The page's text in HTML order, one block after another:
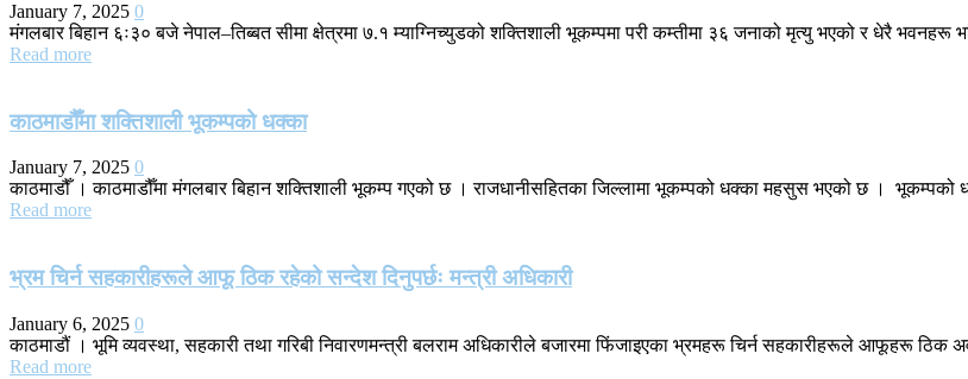
January 7, 2025 0
मंगलबार बिहान ६ः३० बजे नेपाल–तिब्बत सीमा क्षेत्रमा ७.१ म्याग्निच्युडको शक्तिशाली भूकम्पमा परी कम्तीमा ३६ जनाको मृत्यु भएको र धेरै भवनहरू
Read more
काठमाडौँमा शक्तिशाली भूकम्पको धक्का
January 7, 2025 0
काठमाडौँ । काठमाडौँमा मंगलबार बिहान शक्तिशाली भूकम्प गएको छ । राजधानीसहितका जिल्लामा भूकम्पको धक्का महसुस भएको छ ।
Read more
भ्रम चिर्न सहकारीहरूले आफू ठिक रहेको सन्देश दिनुपर्छः मन्त्री अधिकारी
January 6, 2025 0
काठमाडौं । भूमि व्यवस्था, सहकारी तथा गरिबी निवारणमन्त्री बलराम अधिकारीले बजारमा फिंजाइएका भ्रमहरू चिर्न सहकारीहरूले आफूहरू ठिक
Read more